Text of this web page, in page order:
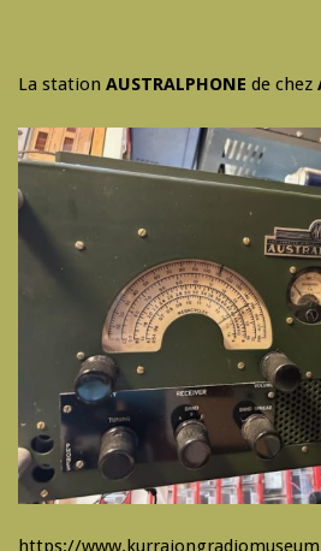
La station AUSTRALPHONE de chez
https://